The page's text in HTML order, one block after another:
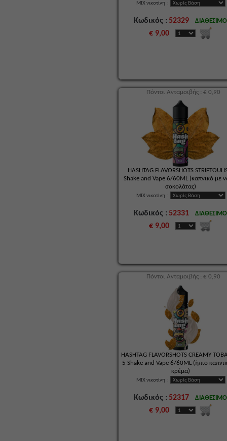
MIX νικοτίνη :
Κωδικός : 52329 ΔΙΑΘΕΣΙΜΟ
€ 9,00
HASHTAG FLAVORSHOTS
Shake and Vape 6/60ML (καπνικό με
σοκολάτας)
MIX νικοτίνη :
Κωδικός : 52331 ΔΙΑΘΕΣΙΜΟ
€ 9,00
Πόντοι Ανταμοιβής : € 0,90
HASHTAG FLAVORSHOTS CREAMY
5 Shake and Vape 6/60ML (ήπιο
κρέμα)
MIX νικοτίνη :
Κωδικός : 52317 ΔΙΑΘΕΣΙΜΟ
€ 9,00
Πόντοι Ανταμοιβής : € 0,90